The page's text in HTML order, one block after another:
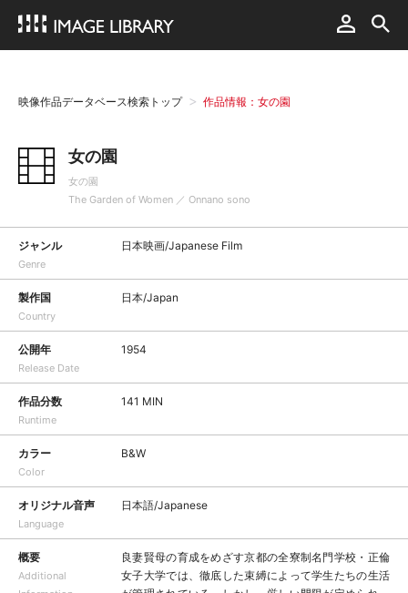
映像作品データベース検索トップ 作品情報：女の園
女の園
女の園
The Garden of Women ／ Onnano sono
ジャンル
Genre
日本映画/Japanese Film
製作国
Country
日本/Japan
公開年
Release Date
1954
作品分数
Runtime
141 MIN
カラー
Color
B&W
オリジナル音声
Language
日本語/Japanese
概要
Additional
良妻賢母の育成をめざす京都の全寮制名門学校・正倫
女子大学では、徹底した束縛によって学生たちの生活